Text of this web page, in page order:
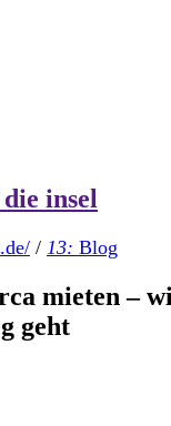
insel
/ 13: Blog
mieten –
geht